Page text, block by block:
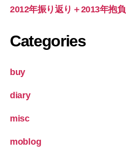
2012年振り返り＋2013年抱負
Categories
buy
diary
misc
moblog